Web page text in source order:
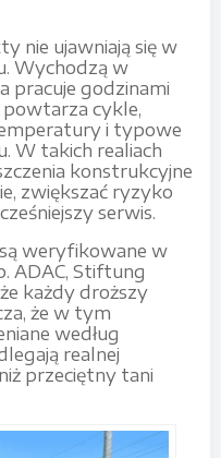
nie ujawniają się w
Wychodzą w
pracuje godzinami
powtarza cykle,
i typowe
W takich realiach
konstrukcyjne
zwiększać ryzyko
serwis.
weryfikowane w
ADAC, Stiftung
każdy droższy
że w tym
według
realnej
przeciętny tani